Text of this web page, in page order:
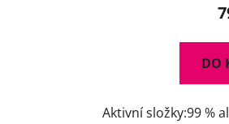
DO
Aktivní složky:99 %